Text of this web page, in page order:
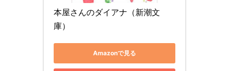
本屋さんのダイアナ（新潮文
庫）
Amazonで見る